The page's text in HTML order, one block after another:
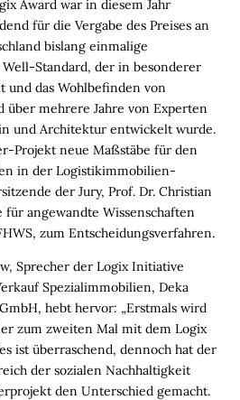
Award war in diesem Jahr
für die Vergabe des Preises an
bislang einmalige
Standard, der in besonderer
und das Wohlbefinden von
über mehrere Jahre von Experten
und Architektur entwickelt wurde.
Projekt neue Maßstäbe für den
in der Logistikimmobilien-
der Jury, Prof. Dr. Christian
angewandte Wissenschaften
zum Entscheidungsverfahren.
Sprecher der Logix Initiative
Spezialimmobilien, Deka
hebt hervor: „Erstmals wird
zum zweiten Mal mit dem Logix
ist überraschend, dennoch hat der
der sozialen Nachhaltigkeit
den Unterschied gemacht.